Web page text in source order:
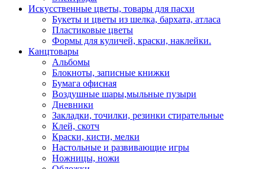
Искусственные цветы, товары для пасхи
Букеты и цветы из шелка, бархата, атласа
Пластиковые цветы
Формы для куличей, краски, наклейки.
Канцтовары
Альбомы
Блокноты, записные книжки
Бумага офисная
Воздушные шары,мыльные пузыри
Дневники
Закладки, точилки, резинки стирательные
Клей, скотч
Краски, кисти, мелки
Настольные и развивающие игры
Ножницы, ножи